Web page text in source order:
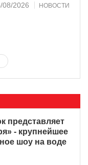
08/2026 НОВОСТИ
представляет
- крупнейшее
шоу на воде